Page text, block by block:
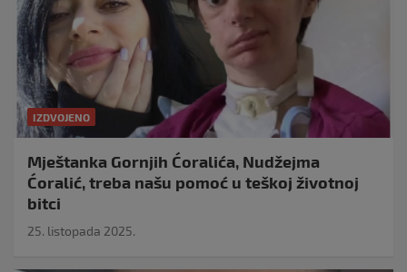
IZDVOJENO
Mještanka Gornjih Ćoralića, Nudžejma
Ćoralić, treba našu pomoć u teškoj životnoj
bitci
25. listopada 2025.